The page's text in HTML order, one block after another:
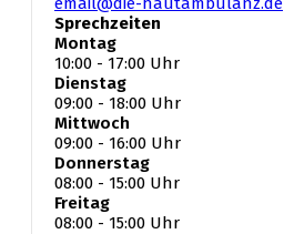
Sprechzeiten
Montag
10:00 - 17:00 Uhr
Dienstag
09:00 - 18:00 Uhr
Mittwoch
09:00 - 16:00 Uhr
Donnerstag
08:00 - 15:00 Uhr
Freitag
08:00 - 15:00 Uhr